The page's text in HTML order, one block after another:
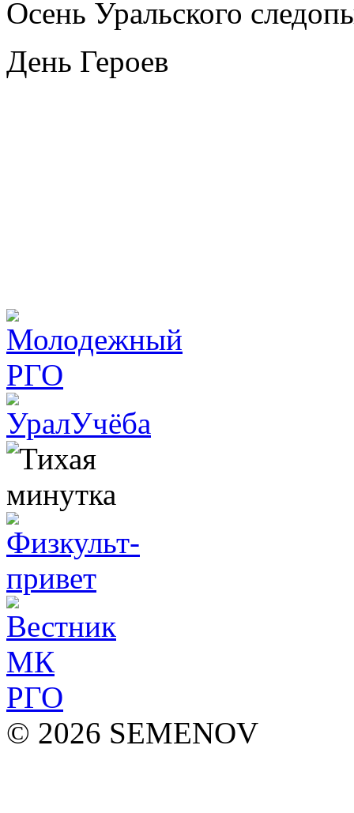
Осень Уральского
День Героев
© 2026 SEMENOV